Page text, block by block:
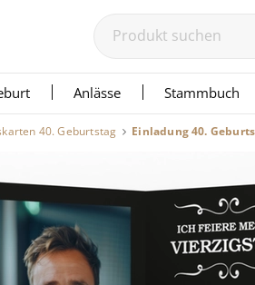
Anlässe Stammbuch
40. Geburtstag Einladung 40.